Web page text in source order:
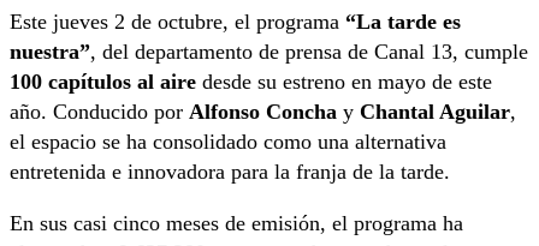
Este jueves 2 de octubre, el programa “La tarde es
nuestra”, del departamento de prensa de Canal 13, cumple
100 capítulos al aire desde su estreno en mayo de este
año. Conducido por Alfonso Concha y Chantal Aguilar,
el espacio se ha consolidado como una alternativa
entretenida e innovadora para la franja de la tarde.
En sus casi cinco meses de emisión, el programa ha